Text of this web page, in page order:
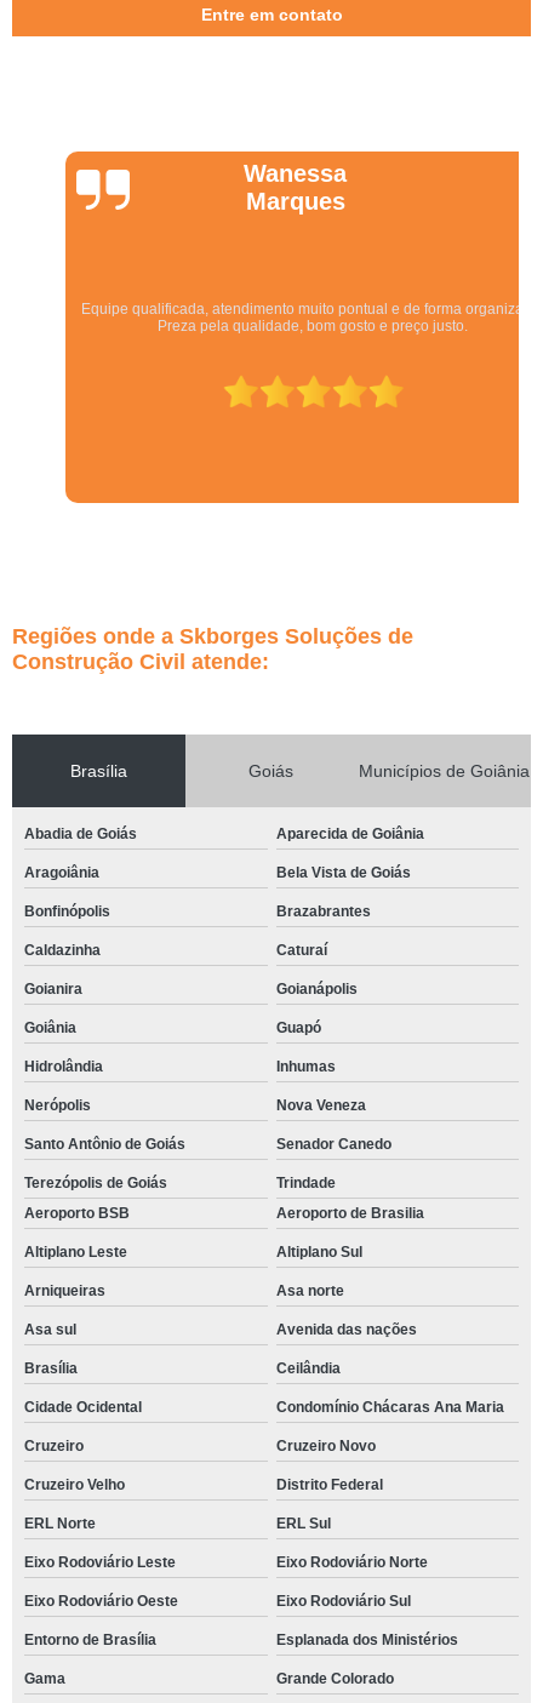
Entre em contato
Wanessa
Marques
Equipe qualificada, atendimento muito pontual e de forma organizada.
Preza pela qualidade, bom gosto e preço justo.
Regiões onde a Skborges Soluções de
Construção Civil atende:
Brasília Goiás Municípios de Goiânia
Abadia de Goiás Aparecida de Goiânia
Aragoiânia Bela Vista de Goiás
Bonfinópolis Brazabrantes
Caldazinha Caturaí
Goianira Goianápolis
Goiânia Guapó
Hidrolândia Inhumas
Nerópolis Nova Veneza
Santo Antônio de Goiás Senador Canedo
Terezópolis de Goiás
Trindade
Aeroporto BSB
Aeroporto de Brasilia
Altiplano Leste Altiplano Sul
Arniqueiras Asa norte
Asa sul Avenida das nações
Brasília Ceilândia
Cidade Ocidental Condomínio Chácaras Ana Maria
Cruzeiro Cruzeiro Novo
Cruzeiro Velho Distrito Federal
ERL Norte ERL Sul
Eixo Rodoviário Leste Eixo Rodoviário Norte
Eixo Rodoviário Oeste Eixo Rodoviário Sul
Entorno de Brasília Esplanada dos Ministérios
Gama Grande Colorado